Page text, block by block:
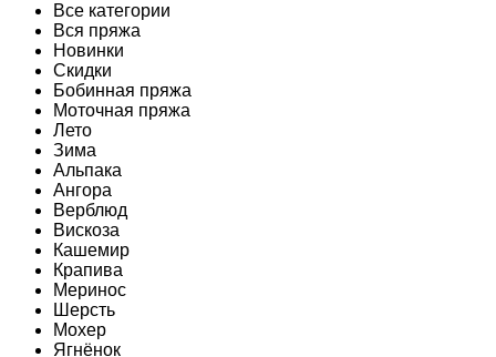
Все категории
Вся пряжа
Новинки
Скидки
Бобинная пряжа
Моточная пряжа
Лето
Зима
Альпака
Ангора
Верблюд
Вискоза
Кашемир
Крапива
Меринос
Шерсть
Мохер
Ягнёнок